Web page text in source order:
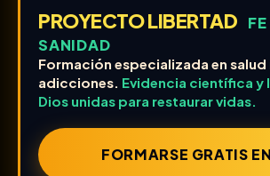
PROYECTO LIBERTAD
SANIDAD
Formación especializada en salud
adicciones. Evidencia científica y
Dios unidas para restaurar vidas.
FORMARSE GRATIS